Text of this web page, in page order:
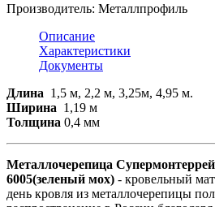
Производитель: Металлпрофиль
Описание
Характеристики
Документы
Длина 1,5 м, 2,2 м, 3,25м, 4,95 м.
Ширина 1,19 м
Толщина 0,4 мм
Металлочерепица
6005(зеленый мох) - кровельный
день кровля из металлочерепицы